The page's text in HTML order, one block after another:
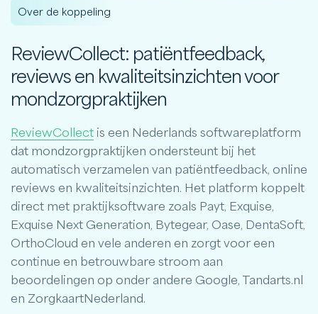
Over de koppeling
ReviewCollect: patiëntfeedback,
reviews en kwaliteitsinzichten voor
mondzorgpraktijken
ReviewCollect is een Nederlands softwareplatform
dat mondzorgpraktijken ondersteunt bij het
automatisch verzamelen van patiëntfeedback, online
reviews en kwaliteitsinzichten. Het platform koppelt
direct met praktijksoftware zoals Payt, Exquise,
Exquise Next Generation, Bytegear, Oase, DentaSoft,
OrthoCloud en vele anderen en zorgt voor een
continue en betrouwbare stroom aan
beoordelingen op onder andere Google, Tandarts.nl
en ZorgkaartNederland.